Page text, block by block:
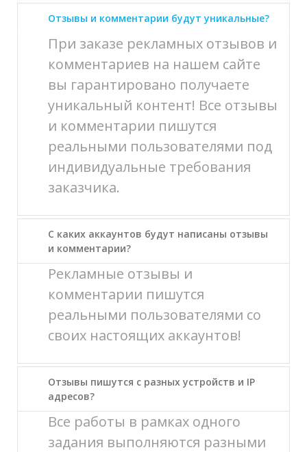
Отзывы и комментарии будут уникальные?
При заказе рекламных отзывов и
комментариев на нашем сайте
вы гарантировано получаете
уникальный контент! Все отзывы
и комментарии пишутся
реальными пользователями под
индивидуальные требования
заказчика.
С каких аккаунтов будут написаны отзывы
и комментарии?
Рекламные отзывы и
комментарии пишутся
реальными пользователями со
своих настоящих аккаунтов!
Отзывы пишутся с разных устройств и IP
адресов?
Все работы в рамках одного
задания выполняются разными